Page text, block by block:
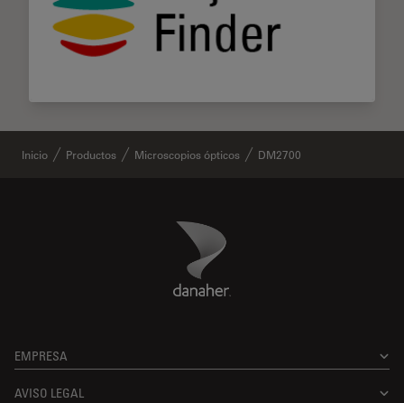
Inicio Productos Microscopios ópticos DM2700
Danaher Logo
EMPRESA
AVISO LEGAL